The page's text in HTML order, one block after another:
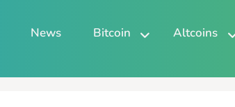
News Bitcoin Altcoins